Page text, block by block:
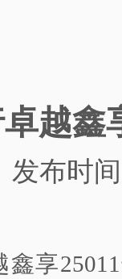
卓越鑫
发布时
鑫享